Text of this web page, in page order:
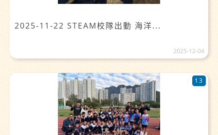
2025-11-22 STEAM校隊出動 海洋...
2025-12-04
13